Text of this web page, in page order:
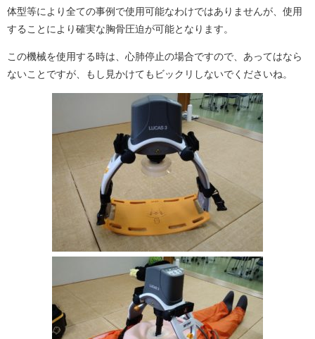
体型等により全ての事例で使用可能なわけではありませんが、使用
することにより確実な胸骨圧迫が可能となります。
この機械を使用する時は、心肺停止の場合ですので、あってはなら
ないことですが、もし見かけてもビックリしないでくださいね。